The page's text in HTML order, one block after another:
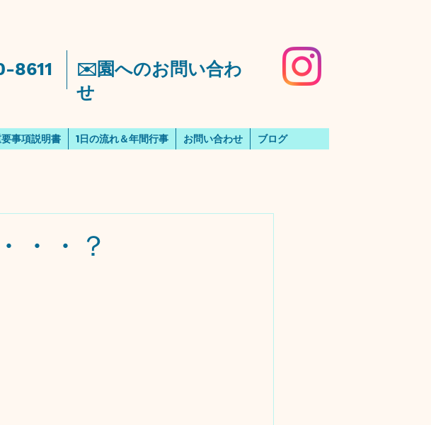
​✉️園へのお問い合わ
せ
8611
事項説明書 1日の流れ＆年間行事 お問い合わせ ブログ
・・？